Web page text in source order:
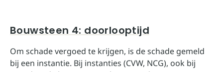
Bouwsteen 4: doorlooptijd
Om schade vergoed te krijgen, is de schade gemeld
bij een instantie. Bij instanties (CVW, NCG), ook bij